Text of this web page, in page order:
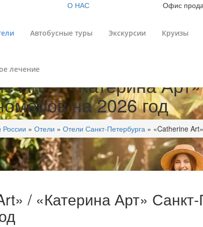
О НАС Офис
Автобусные туры Экскурсии Круизы
лечение
Art» / «Катерина
на 2026 год
» Отели » Отели Санкт-Петербурга » «Catherine
/ «Катерина Арт»